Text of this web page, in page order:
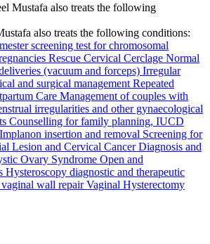
Mustafa also treats the following
also treats the following conditions:
screening test for chromosomal
Rescue Cervical Cerclage Normal
(vacuum and forceps) Irregular
and surgical management Repeated
Care Management of couples with
irregularities and other gynaecological
Counselling for family planning, IUCD
Implanon insertion and removal Screening for
Lesion and Cervical CancerDiagnosis and
Ovary Syndrome Open and
Hysteroscopy diagnostic and therapeutic
wall repair Vaginal Hysterectomy